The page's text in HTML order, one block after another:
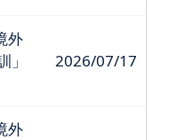
外
2026/07/17
外